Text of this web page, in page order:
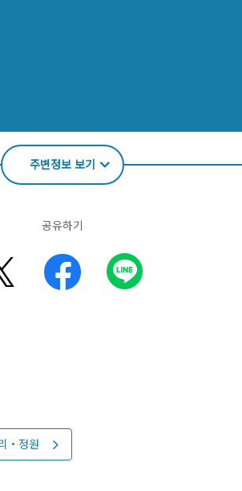
주변정보 보기
공유하기
・정원